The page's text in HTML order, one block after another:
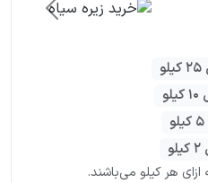
بعدی
هر کیلو می‌باشند.